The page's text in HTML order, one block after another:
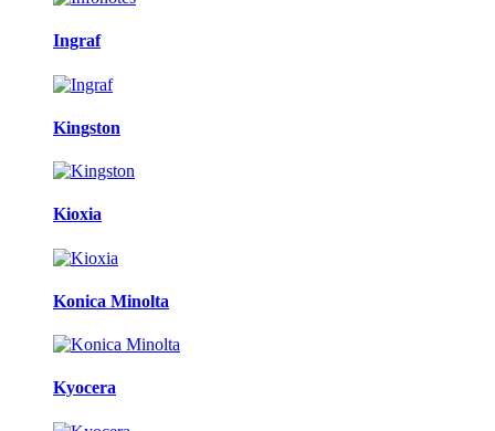
Ingraf
Kingston
Kioxia
Konica Minolta
Kyocera